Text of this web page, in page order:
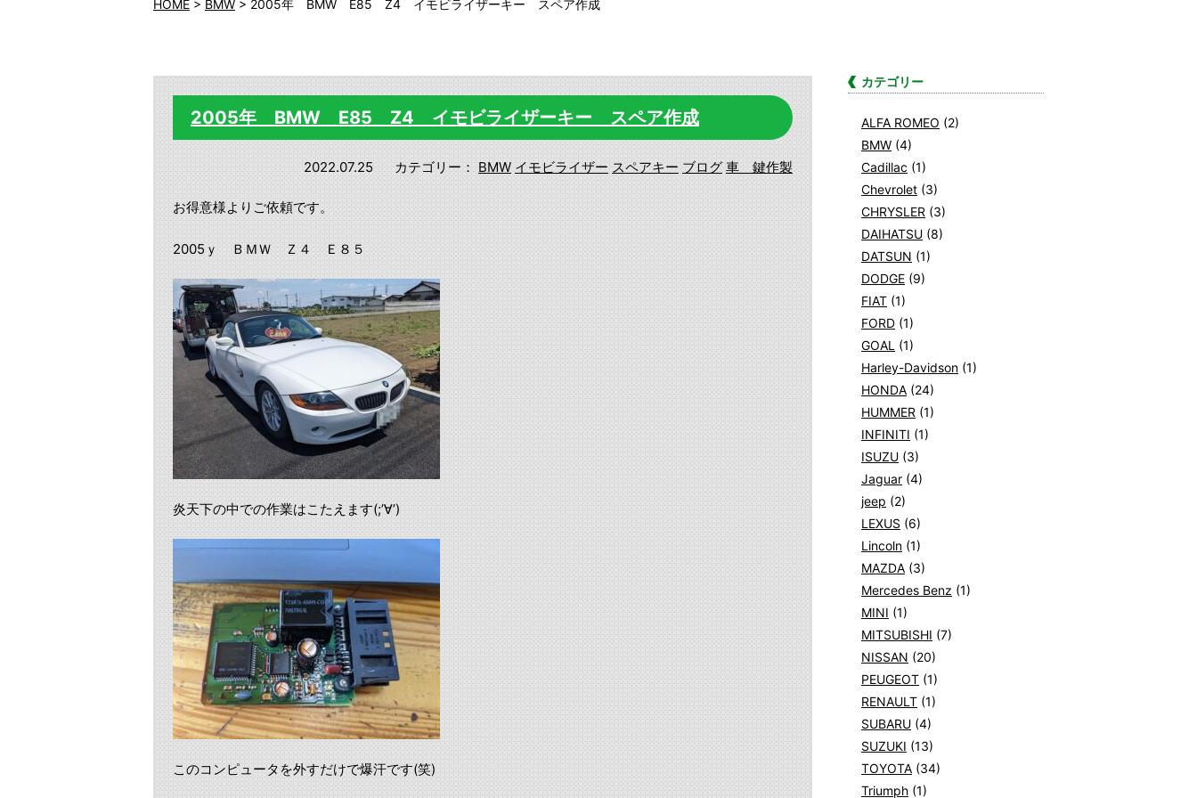
HOME > BMW > 2005年 BMW E85 Z4 イモビライザーキー スペア作成
2005年 BMW E85 Z4 イモビライザーキー スペア作成
2022.07.25 カテゴリー： BMW イモビライザー スペアキー ブログ 車 鍵作製
お得意様よりご依頼です。
2005ｙ ＢＭＷ Ｚ４ Ｅ８５
炎天下の中での作業はこたえます(;’∀’)
このコンピュータを外すだけで爆汗です(笑)
カテゴリー
ALFA ROMEO (2)
BMW (4)
Cadillac (1)
Chevrolet (3)
CHRYSLER (3)
DAIHATSU (8)
DATSUN (1)
DODGE (9)
FIAT (1)
FORD (1)
GOAL (1)
Harley-Davidson (1)
HONDA (24)
HUMMER (1)
INFINITI (1)
ISUZU (3)
Jaguar (4)
jeep (2)
LEXUS (6)
Lincoln (1)
MAZDA (3)
Mercedes Benz (1)
MINI (1)
MITSUBISHI (7)
NISSAN (20)
PEUGEOT (1)
RENAULT (1)
SUBARU (4)
SUZUKI (13)
TOYOTA (34)
Triumph (1)